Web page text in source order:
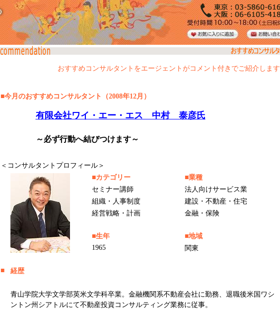
おすすめコンサルタントをエージェントがコメント付きでご紹介します
■今月のおすすめコンサルタント（2008年12月）
有限会社ワイ・エー・エス 中村 泰彦氏
～必ず行動へ結びつけます～
＜コンサルタントプロフィール＞
■カテゴリー
■業種
セミナー講師
法人向けサービス業
組織・人事制度
建設・不動産・住宅
経営戦略・計画
金融・保険
■生年
■地域
1965
関東
■ 経歴
青山学院大学文学部英米文学科卒業。金融機関系不動産会社に勤務、退職後米国ワシ
ントン州シアトルにて不動産投資コンサルティング業務に従事。